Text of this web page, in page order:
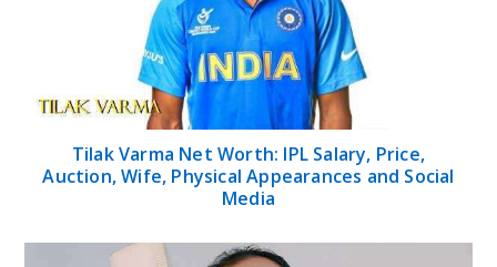
Tilak Varma Net Worth: IPL Salary, Price,
Auction, Wife, Physical Appearances and Social
Media